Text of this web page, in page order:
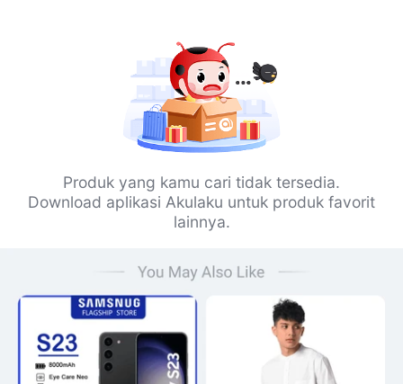
Produk yang kamu cari tidak tersedia.
Download aplikasi Akulaku untuk produk favorit
lainnya.